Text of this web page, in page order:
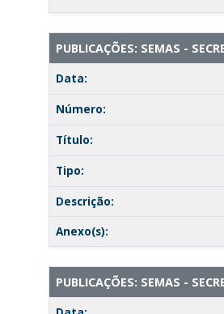
PUBLICAÇÕES: SEMAS -
Data:
Número:
Título:
Tipo:
Descrição:
Anexo(s):
PUBLICAÇÕES: SEMAS -